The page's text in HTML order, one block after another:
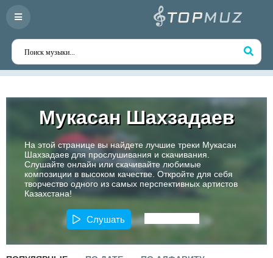
Мукасан Шахзадаев
На этой странице вы найдете лучшие треки Мукасан
Шахзадаев для прослушивания и скачивания.
Слушайте онлайн или скачивайте любимые
композиции в высоком качестве. Откройте для себя
творчество одного из самых перспективных артистов
Казахстана!
Слушать